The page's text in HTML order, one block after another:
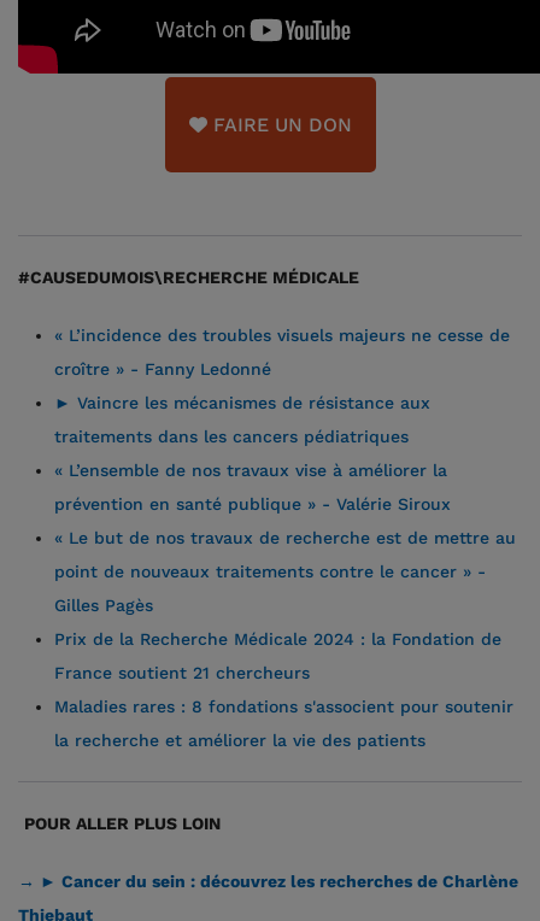
FAIRE UN DON
#CAUSEDUMOIS\RECHERCHE MÉDICALE
« L’incidence des troubles visuels majeurs ne cesse de
croître » - Fanny Ledonné
► Vaincre les mécanismes de résistance aux
traitements dans les cancers pédiatriques
« L’ensemble de nos travaux vise à améliorer la
prévention en santé publique » - Valérie Siroux
« Le but de nos travaux de recherche est de mettre au
point de nouveaux traitements contre le cancer » -
Gilles Pagès
Prix de la Recherche Médicale 2024 : la Fondation de
France soutient 21 chercheurs
Maladies rares : 8 fondations s'associent pour soutenir
la recherche et améliorer la vie des patients
POUR ALLER PLUS LOIN
→ ► Cancer du sein : découvrez les recherches de Charlène
Thiebaut